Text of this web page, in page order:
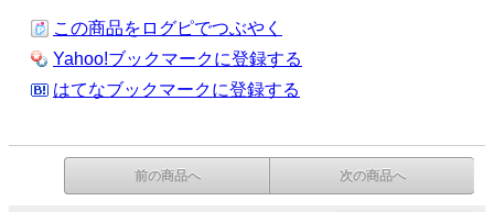
この商品をログピでつぶやく
Yahoo!ブックマークに登録する
はてなブックマークに登録する
前の商品へ 次の商品へ